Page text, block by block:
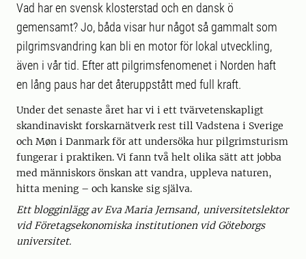
Vad har en svensk klosterstad och en dansk ö
gemensamt? Jo, båda visar hur något så gammalt som
pilgrimsvandring kan bli en motor för lokal utveckling,
även i vår tid. Efter att pilgrimsfenomenet i Norden haft
en lång paus har det återuppstått med full kraft.
Under det senaste året har vi i ett tvärvetenskapligt
skandinaviskt forskarnätverk rest till Vadstena i Sverige
och Møn i Danmark för att undersöka hur pilgrimsturism
fungerar i praktiken. Vi fann två helt olika sätt att jobba
med människors önskan att vandra, uppleva naturen,
hitta mening – och kanske sig själva.
Ett blogginlägg av Eva Maria Jernsand, universitetslektor
vid Företagsekonomiska institutionen vid Göteborgs
universitet.